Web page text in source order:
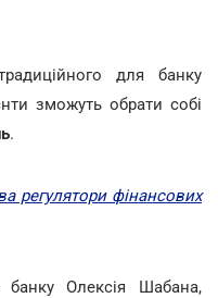
для банку
зможуть обрати собі
.
регулятори фінансових
Олексія Шабана,